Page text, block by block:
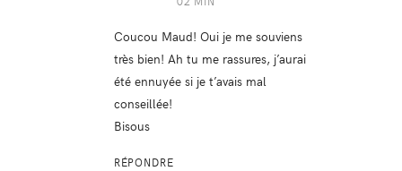
Coucou Maud! Oui je me souviens
très bien! Ah tu me rassures, j’aurai
été ennuyée si je t’avais mal
conseillée!
Bisous
RÉPONDRE